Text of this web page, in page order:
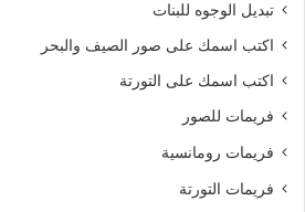
تبديل الوجوه للبنات
اكتب اسمك على صور الصيف والبحر
اكتب اسمك على التورتة
فريمات للصور
فريمات رومانسية
فريمات التورتة